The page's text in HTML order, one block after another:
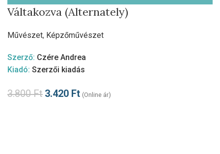
Váltakozva (Alternately)
Művészet, Képzőművészet
Szerző: Czére Andrea
Kiadó: Szerzői kiadás
3.800Ft 3.420 Ft (Online ár)